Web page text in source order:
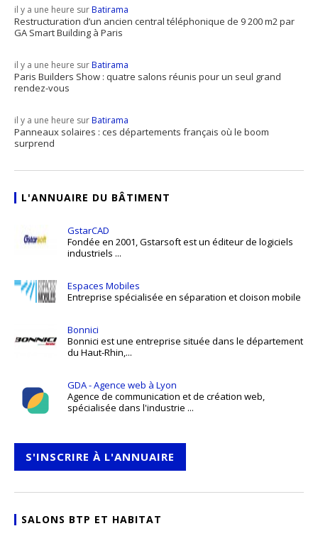
il y a une heure surBatirama
Restructuration d’un ancien central téléphonique de 9 200 m2 par
GA Smart Building à Paris
il y a une heure surBatirama
Paris Builders Show : quatre salons réunis pour un seul grand
rendez-vous
il y a une heure surBatirama
Panneaux solaires : ces départements français où le boom
surprend
L'ANNUAIRE DU BÂTIMENT
GstarCAD
Fondée en 2001, Gstarsoft est un éditeur de logiciels
industriels ...
Espaces Mobiles
Entreprise spécialisée en séparation et cloison mobile
Bonnici
Bonnici est une entreprise située dans le département
du Haut-Rhin,...
GDA - Agence web à Lyon
Agence de communication et de création web,
spécialisée dans l'industrie ...
S'INSCRIRE À L'ANNUAIRE
SALONS BTP ET HABITAT